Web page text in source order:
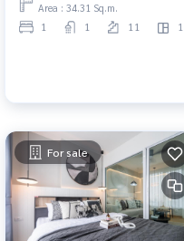
Area : 34.31 Sq.m.
1 1 11 1
For sale